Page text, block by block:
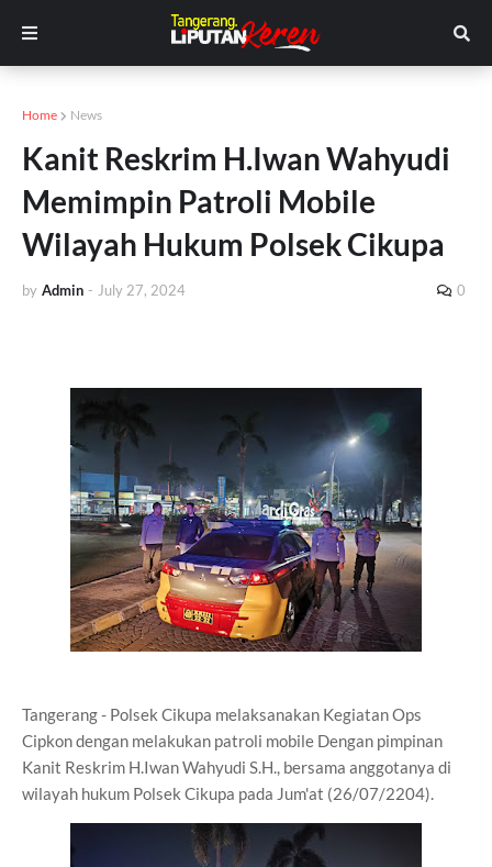
Home News
Kanit Reskrim H.Iwan Wahyudi
Memimpin Patroli Mobile
Wilayah Hukum Polsek Cikupa
by Admin - July 27, 2024 0
Tangerang - Polsek Cikupa melaksanakan Kegiatan Ops
Cipkon dengan melakukan patroli mobile Dengan pimpinan
Kanit Reskrim H.Iwan Wahyudi S.H., bersama anggotanya di
wilayah hukum Polsek Cikupa pada Jum'at (26/07/2204).